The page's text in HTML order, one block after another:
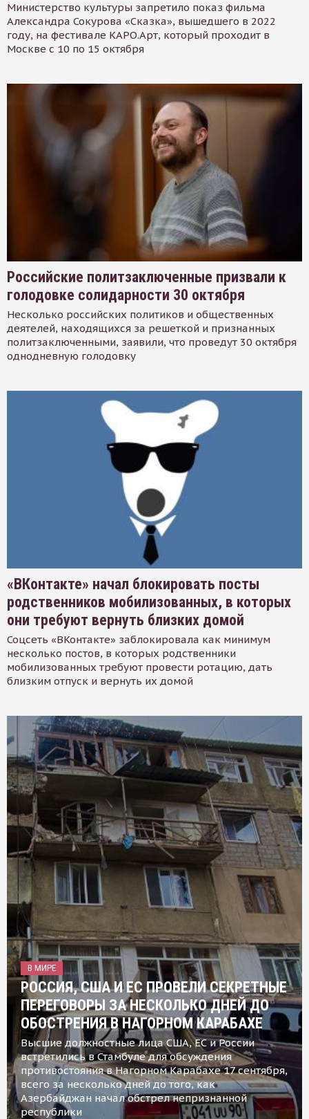
Министерство культуры запретило показ фильма
Александра Сокурова «Сказка», вышедшего в 2022
году, на фестивале КАРО.Арт, который проходит в
Москве с 10 по 15 октября
Российские политзаключенные призвали к
голодовке солидарности 30 октября
Несколько российских политиков и общественных
деятелей, находящихся за решеткой и признанных
политзаключенными, заявили, что проведут 30 октября
однодневную голодовку
«ВКонтакте» начал блокировать посты
родственников мобилизованных, в которых
они требуют вернуть близких домой
Соцсеть «ВКонтакте» заблокировала как минимум
несколько постов, в которых родственники
мобилизованных требуют провести ротацию, дать
близким отпуск и вернуть их домой
В МИРЕ
РОССИЯ, США И ЕС ПРОВЕЛИ СЕКРЕТНЫЕ
ПЕРЕГОВОРЫ ЗА НЕСКОЛЬКО ДНЕЙ ДО
ОБОСТРЕНИЯ В НАГОРНОМ КАРАБАХЕ
Высшие должностные лица США, ЕС и России
встретились в Стамбуле для обсуждения
противостояния в Нагорном Карабахе 17 сентября,
всего за несколько дней до того, как
Азербайджан начал обстрел непризнанной
республики